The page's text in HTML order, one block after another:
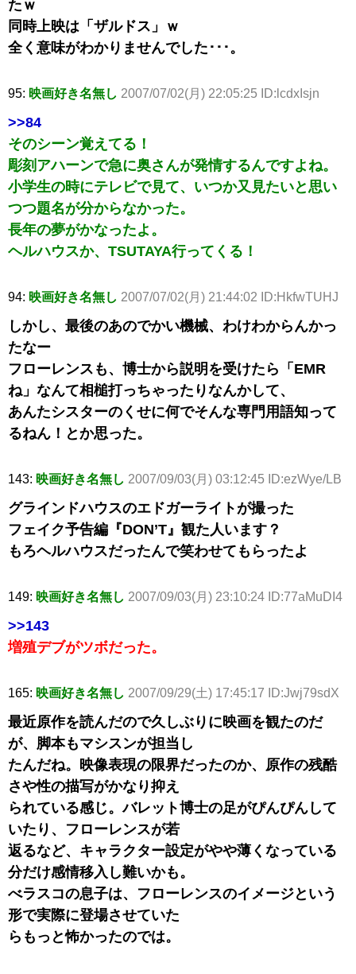
たｗ
同時上映は「ザルドス」ｗ
全く意味がわかりませんでした･･･。
95: 映画好き名無し 2007/07/02(月) 22:05:25 ID:lcdxIsjn
>>84
そのシーン覚えてる！
彫刻アハーンで急に奥さんが発情するんですよね。
小学生の時にテレビで見て、いつか又見たいと思い
つつ題名が分からなかった。
長年の夢がかなったよ。
ヘルハウスか、TSUTAYA行ってくる！
94: 映画好き名無し 2007/07/02(月) 21:44:02 ID:HkfwTUHJ
しかし、最後のあのでかい機械、わけわからんかっ
たなー
フローレンスも、博士から説明を受けたら「EMR
ね」なんて相槌打っちゃったりなんかして、
あんたシスターのくせに何でそんな専門用語知って
るねん！とか思った。
143: 映画好き名無し 2007/09/03(月) 03:12:45 ID:ezWye/LB
グラインドハウスのエドガーライトが撮った
フェイク予告編『DON’T』観た人います？
もろヘルハウスだったんで笑わせてもらったよ
149: 映画好き名無し 2007/09/03(月) 23:10:24 ID:77aMuDI4
>>143
増殖デブがツボだった。
165: 映画好き名無し 2007/09/29(土) 17:45:17 ID:Jwj79sdX
最近原作を読んだので久しぶりに映画を観たのだ
が、脚本もマシスンが担当し
たんだね。映像表現の限界だったのか、原作の残酷
さや性の描写がかなり抑え
られている感じ。バレット博士の足がぴんぴんして
いたり、フローレンスが若
返るなど、キャラクター設定がやや薄くなっている
分だけ感情移入し難いかも。
べラスコの息子は、フローレンスのイメージという
形で実際に登場させていた
らもっと怖かったのでは。